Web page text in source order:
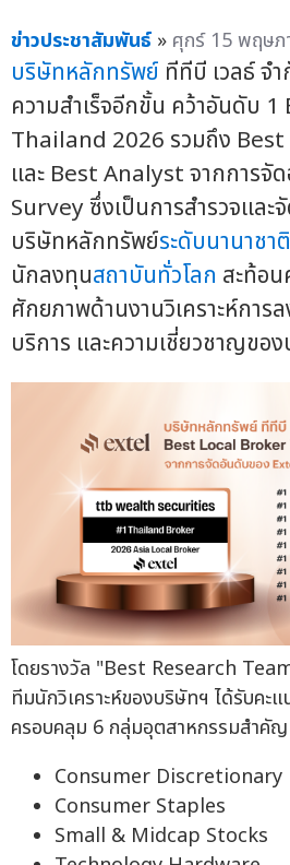
ข่าวประชาสัมพันธ์ » ศุกร์ 15 พฤษภ
บริษัทหลักทรัพย์ ทีทีบี เวลธ์ จ
ความสำเร็จอีกขั้น คว้าอันดับ
Thailand 2026 รวมถึง
และ Best Analyst จากการจั
Survey ซึ่งเป็นการสำรวจแล
บริษัทหลักทรัพย์ระดับนานาชาติ
นักลงทุนสถาบันทั่วโลก สะท้อน
ศักยภาพด้านงานวิเคราะห์กา
บริการ และความเชี่ยวชาญขอ
โดยรางวัล "Best Research
ทีมนักวิเคราะห์ของบริษัทฯ ได้รับคะ
ครอบคลุม 6 กลุ่มอุตสาหกรรมสำคั
Consumer Discretionary
Consumer Staples
Small & Midcap Stocks